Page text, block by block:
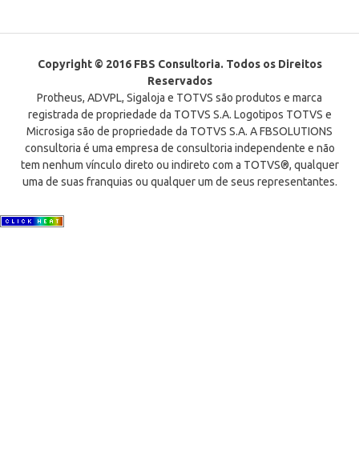
Copyright © 2016 FBS Consultoria. Todos os Direitos
Reservados
Protheus, ADVPL, Sigaloja e TOTVS são produtos e marca
registrada de propriedade da TOTVS S.A. Logotipos TOTVS e
Microsiga são de propriedade da TOTVS S.A. A FBSOLUTIONS
consultoria é uma empresa de consultoria independente e não
tem nenhum vínculo direto ou indireto com a TOTVS®, qualquer
uma de suas franquias ou qualquer um de seus representantes.